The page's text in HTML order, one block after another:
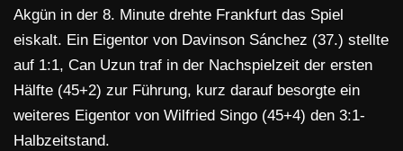
Akgün in der 8. Minute drehte Frankfurt das Spiel
eiskalt. Ein Eigentor von Davinson Sánchez (37.) stellte
auf 1:1, Can Uzun traf in der Nachspielzeit der ersten
Hälfte (45+2) zur Führung, kurz darauf besorgte ein
weiteres Eigentor von Wilfried Singo (45+4) den 3:1-
Halbzeitstand.